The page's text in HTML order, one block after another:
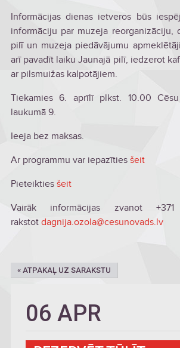
Informācijas dienas ietveros būs
informāciju par muzeja reorganizāciju,
pilī un muzeja piedāvājumu
arī pavadīt laiku Jaunajā pilī, iedzerot
ar pilsmuižas kalpotājiem.
Tiekamies 6. aprīlī plkst. 10.00
laukumā 9.
Ieeja bez maksas.
Ar programmu var iepazīties šeit
Pieteikties šeit
Vairāk informācijas zvanot
rakstot dagnija.ozola@cesunovads.lv
« ATPAKAĻ UZ SARAKSTU
06 APR